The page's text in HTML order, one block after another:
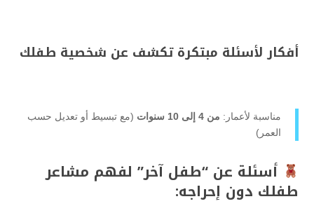
أفكار لأسئلة مبتكرة تكشف عن شخصية طفلك
مناسبة لأعمار: من 4 إلى 10 سنوات
(مع تبسيط أو تعديل حسب
العمر)
أسئلة عن “طفل آخر” لفهم مشاعر
طفلك دون إحراجه: